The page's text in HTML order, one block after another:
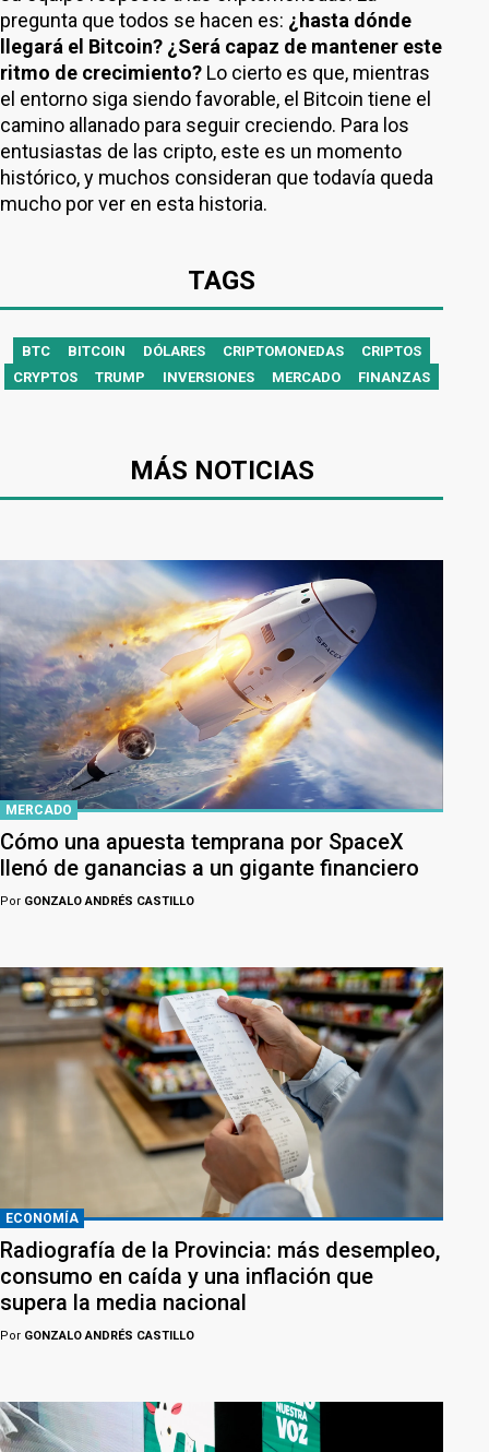
pregunta que todos se hacen es: ¿hasta dónde
llegará el Bitcoin? ¿Será capaz de mantener este
ritmo de crecimiento? Lo cierto es que, mientras
el entorno siga siendo favorable, el Bitcoin tiene el
camino allanado para seguir creciendo. Para los
entusiastas de las cripto, este es un momento
histórico, y muchos consideran que todavía queda
mucho por ver en esta historia.
TAGS
BTC BITCOIN DÓLARES CRIPTOMONEDAS
CRIPTOS
CRYPTOS
TRUMP INVERSIONES MERCADO FINANZAS
MÁS NOTICIAS
MERCADO
Cómo una apuesta temprana por SpaceX
llenó de ganancias a un gigante financiero
Por GONZALO ANDRÉS CASTILLO
ECONOMÍA
Radiografía de la Provincia: más desempleo,
consumo en caída y una inflación que
supera la media nacional
Por GONZALO ANDRÉS CASTILLO